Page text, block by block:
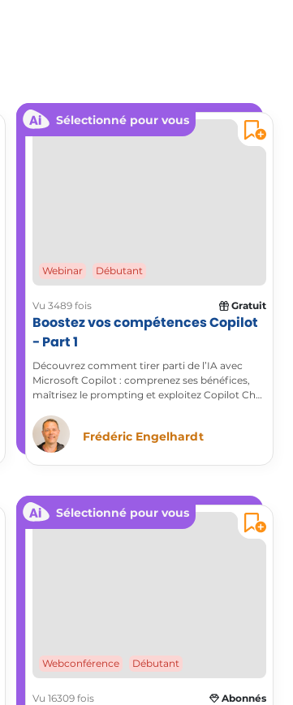
Sélectionné pour vous
Webinar Débutant
Vu 3489 fois Gratuit
Boostez vos compétences Copilot
- Part 1
Découvrez comment tirer parti de l’IA avec
Microsoft Copilot : comprenez ses bénéfices,
maîtrisez le prompting et exploitez Copilot Chat
première étape essentielle vers la certification
Microsoft AI Business Professional (AB730).
Frédéric Engelhardt
Sélectionné pour vous
Webconférence Débutant
Vu 16309 fois Abonnés